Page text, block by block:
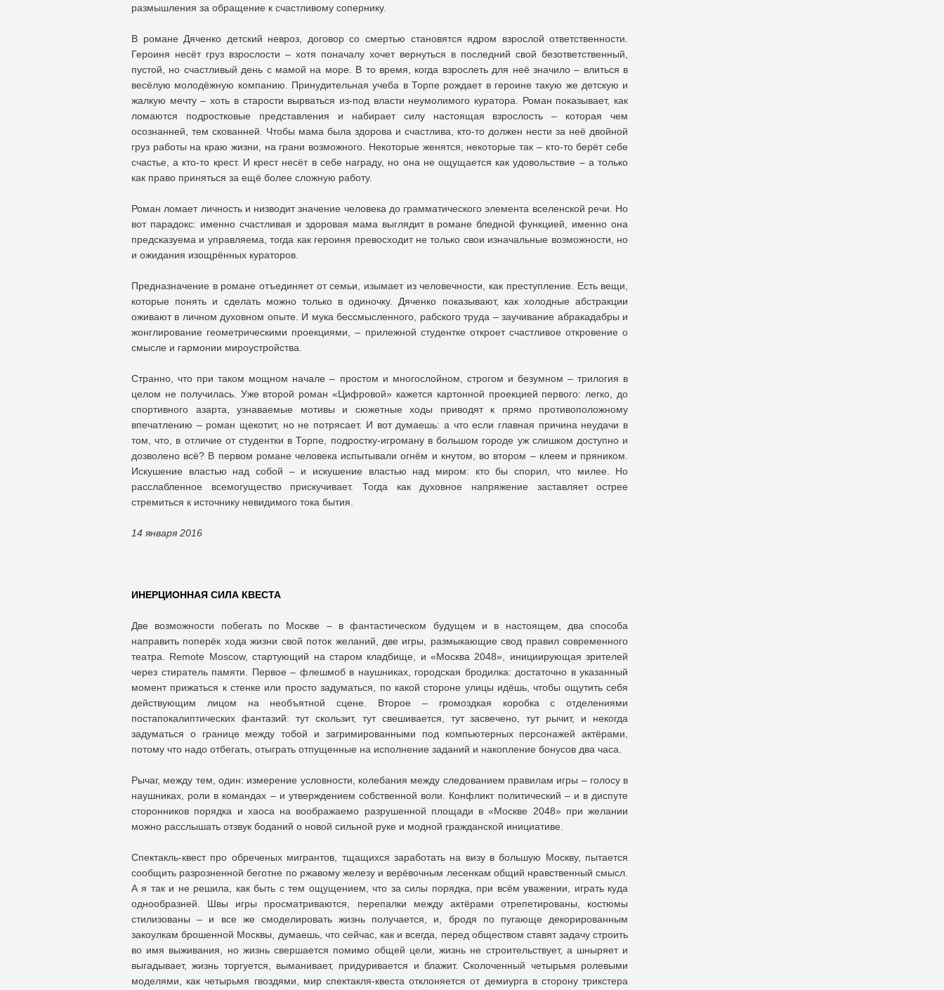
размышления за обращение к счастливому сопернику.
В романе Дяченко детский невроз, договор со смертью становятся ядром взрослой ответственности.
Героиня несёт груз взрослости – хотя поначалу хочет вернуться в последний свой безответственный,
пустой, но счастливый день с мамой на море. В то время, когда взрослеть для неё значило – влиться в
весёлую молодёжную компанию. Принудительная учеба в Торпе рождает в героине такую же детскую и
жалкую мечту – хоть в старости вырваться из-под власти неумолимого куратора. Роман показывает, как
ломаются подростковые представления и набирает силу настоящая взрослость – которая чем
осознанней, тем скованней. Чтобы мама была здорова и счастлива, кто-то должен нести за неё двойной
груз работы на краю жизни, на грани возможного. Некоторые женятся, некоторые так – кто-то берёт себе
счастье, а кто-то крест. И крест несёт в себе награду, но она не ощущается как удовольствие – а только
как право приняться за ещё более сложную работу.
Роман ломает личность и низводит значение человека до грамматического элемента вселенской речи. Но
вот парадокс: именно счастливая и здоровая мама выглядит в романе бледной функцией, именно она
предсказуема и управляема, тогда как героиня превосходит не только свои изначальные возможности, но
и ожидания изощрённых кураторов.
Предназначение в романе отъединяет от семьи, изымает из человечности, как преступление. Есть вещи,
которые понять и сделать можно только в одиночку. Дяченко показывают, как холодные абстракции
оживают в личном духовном опыте. И мука бессмысленного, рабского труда – заучивание абракадабры и
жонглирование геометрическими проекциями, – прилежной студентке откроет счастливое откровение о
смысле и гармонии мироустройства.
Странно, что при таком мощном начале – простом и многослойном, строгом и безумном – трилогия в
целом не получилась. Уже второй роман «Цифровой» кажется картонной проекцией первого: легко, до
спортивного азарта, узнаваемые мотивы и сюжетные ходы приводят к прямо противоположному
впечатлению – роман щекотит, но не потрясает. И вот думаешь: а что если главная причина неудачи в
том, что, в отличие от студентки в Торпе, подростку-игроману в большом городе уж слишком доступно и
дозволено всё? В первом романе человека испытывали огнём и кнутом, во втором – клеем и пряником.
Искушение властью над собой – и искушение властью над миром: кто бы спорил, что милее. Но
расслабленное всемогущество прискучивает. Тогда как духовное напряжение заставляет острее
стремиться к источнику невидимого тока бытия.
14 января 2016
ИНЕРЦИОННАЯ СИЛА КВЕСТА
Две возможности побегать по Москве – в фантастическом будущем и в настоящем, два способа
направить поперёк хода жизни свой поток желаний, две игры, размыкающие свод правил современного
театра. Remote Moscow, стартующий на старом кладбище, и «Москва 2048», инициирующая зрителей
через стиратель памяти. Первое – флешмоб в наушниках, городская бродилка: достаточно в указанный
момент прижаться к стенке или просто задуматься, по какой стороне улицы идёшь, чтобы ощутить себя
действующим лицом на необъятной сцене. Второе – громоздкая коробка с отделениями
постапокалиптических фантазий: тут скользит, тут свешивается, тут засвечено, тут рычит, и некогда
задуматься о границе между тобой и загримированными под компьютерных персонажей актёрами,
потому что надо отбегать, отыграть отпущенные на исполнение заданий и накопление бонусов два часа.
Рычаг, между тем, один: измерение условности, колебания между следованием правилам игры – голосу в
наушниках, роли в командах – и утверждением собственной воли. Конфликт политический – и в диспуте
сторонников порядка и хаоса на воображаемо разрушенной площади в «Москве 2048» при желании
можно расслышать отзвук боданий о новой сильной руке и модной гражданской инициативе.
Спектакль-квест про обреченых мигрантов, тщащихся заработать на визу в большую Москву, пытается
сообщить разрозненной беготне по ржавому железу и верёвочным лесенкам общий нравственный смысл.
А я так и не решила, как быть с тем ощущением, что за силы порядка, при всём уважении, играть куда
однообразней. Швы игры просматриваются, перепалки между актёрами отрепетированы, костюмы
стилизованы – и все же смоделировать жизнь получается, и, бродя по пугающе декорированным
закоулкам брошенной Москвы, думаешь, что сейчас, как и всегда, перед обществом ставят задачу строить
во имя выживания, но жизнь свершается помимо общей цели, жизнь не строительствует, а шныряет и
выгадывает, жизнь торгуется, выманивает, придуривается и блажит. Сколоченный четырьмя ролевыми
моделями, как четырьмя гвоздями, мир спектакля-квеста отклоняется от демиурга в сторону трикстера